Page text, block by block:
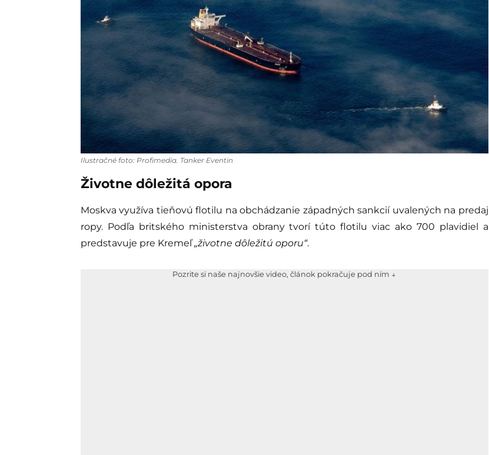
Ilustračné foto: Profimedia. Tanker Eventin
Životne dôležitá opora
Moskva využíva tieňovú flotilu na obchádzanie západných sankcií uvalených na predaj
ropy. Podľa britského ministerstva obrany tvorí túto flotilu viac ako 700 plavidiel a
predstavuje pre Kremeľ„životne dôležitú oporu“.
Pozrite si naše najnovšie video, článok pokračuje pod ním ↓